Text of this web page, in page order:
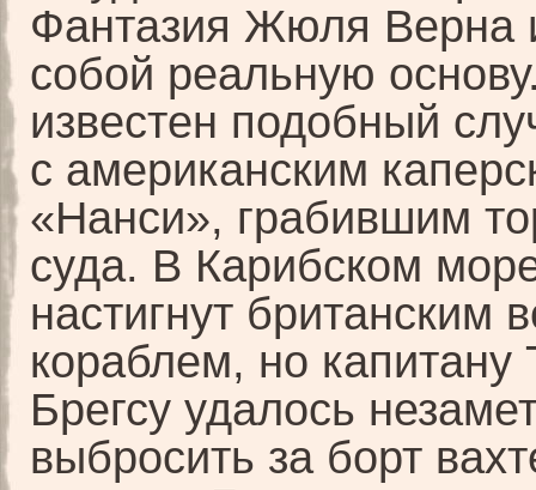
Фантазия Жюля Верна
собой реальную
известен подобный
с американским
«Нанси», грабившим
суда. В Карибском
настигнут британским
кораблем, но капитану
Брегсу удалось
выбросить за борт